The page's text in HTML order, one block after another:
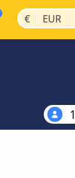
€ | EUR |
1